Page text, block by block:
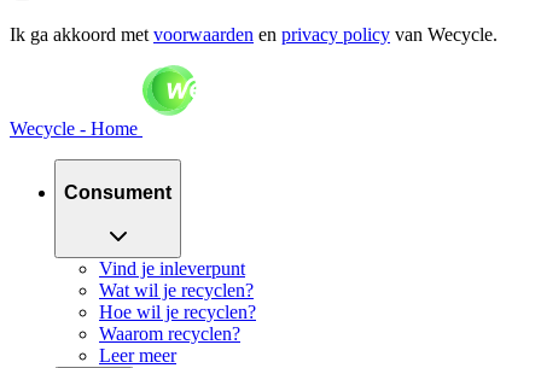
Ik ga akkoord met voorwaarden en privacy policy van Wecycle.
Wecycle - Home
Consument
Vind je inleverpunt
Wat wil je recyclen?
Hoe wil je recyclen?
Waarom recyclen?
Leer meer